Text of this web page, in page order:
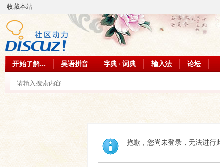
收藏本站
开始了解... 吴语拼音 字典 · 词典 输入法 论坛
抱歉，您尚未登录，无法进行